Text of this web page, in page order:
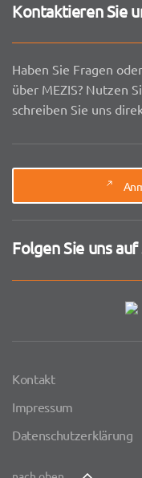
Kontaktieren Sie
Haben Sie Fragen
über MEZIS? Nutzen
schreiben Sie uns
Folgen Sie uns
Kontakt
Impressum
Datenschutzerklärung